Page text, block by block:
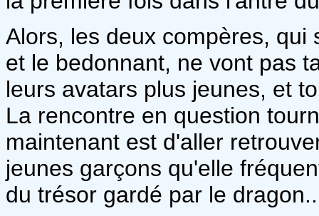
Alors, les deux compères,
et le bedonnant, ne vont pas
leurs avatars plus jeunes, et
La rencontre en question
maintenant est d'aller
jeunes garçons qu'elle
du trésor gardé par le